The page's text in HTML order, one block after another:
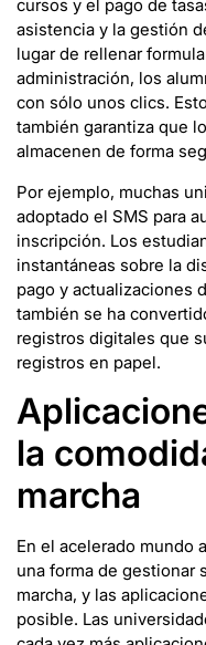
cursos y el pago de
asistencia y la gestión
lugar de rellenar
administración, los
con sólo unos clics.
también garantiza que
almacenen de forma
Por ejemplo, muchas
adoptado el SMS para
inscripción. Los
instantáneas sobre la
pago y actualizaciones
también se ha
registros digitales que
registros en papel.
la
marcha
En el acelerado mundo
una forma de gestionar
marcha, y las
posible. Las